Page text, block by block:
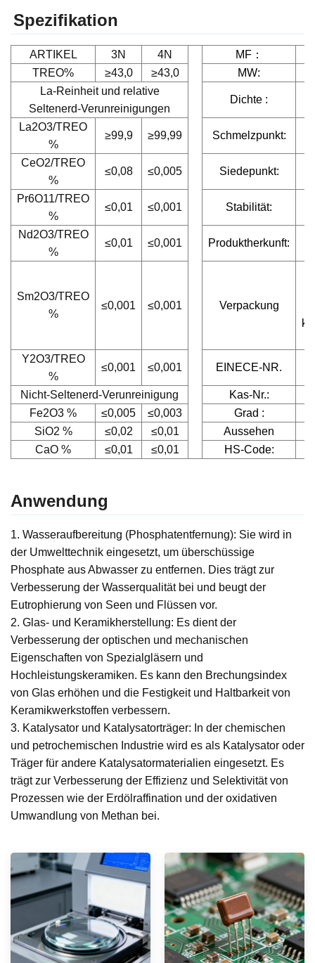
Spezifikation
ARTIKEL 3N 4N MF：
TREO%
≥43,0 ≥43,0
MW:
La-Reinheit und relative
Seltenerd-Verunreinigungen
Dichte :
La2O3/TREO
%
≥99,9 ≥99,99 Schmelzpunkt:
CeO2/TREO
%
≤0,08 ≤0,005 Siedepunkt:
Pr6O11/TREO
%
≤0,01 ≤0,001 Stabilität:
Nd2O3/TREO
%
≤0,01 ≤0,001 Produktherkunft:
Sm2O3/TREO
%
≤0,001 ≤0,001 Verpackung
Y2O3/TREO
%
≤0,001 ≤0,001 EINECE-NR.
Nicht-Seltenerd-Verunreinigung
Kas-Nr.:
Fe2O3 %
≤0,005 ≤0,003 Grad :
SiO2 %
≤0,02 ≤0,01 Aussehen
CaO %
≤0,01 ≤0,01 HS-Code:
Anwendung
1. Wasseraufbereitung (Phosphatentfernung): Sie wird in
der Umwelttechnik eingesetzt, um überschüssige
Phosphate aus Abwasser zu entfernen. Dies trägt zur
Verbesserung der Wasserqualität bei und beugt der
Eutrophierung von Seen und Flüssen vor.
2. Glas- und Keramikherstellung: Es dient der
Verbesserung der optischen und mechanischen
Eigenschaften von Spezialgläsern und
Hochleistungskeramiken. Es kann den Brechungsindex
von Glas erhöhen und die Festigkeit und Haltbarkeit von
Keramikwerkstoffen verbessern.
3. Katalysator und Katalysatorträger: In der chemischen
und petrochemischen Industrie wird es als Katalysator oder
Träger für andere Katalysatormaterialien eingesetzt. Es
trägt zur Verbesserung der Effizienz und Selektivität von
Prozessen wie der Erdölraffination und der oxidativen
Umwandlung von Methan bei.